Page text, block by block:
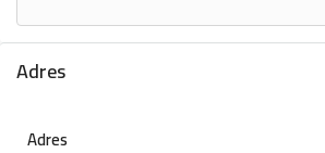
Adres
Adres